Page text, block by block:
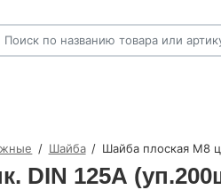
Шайба Шайба плоская М8
DIN 125А